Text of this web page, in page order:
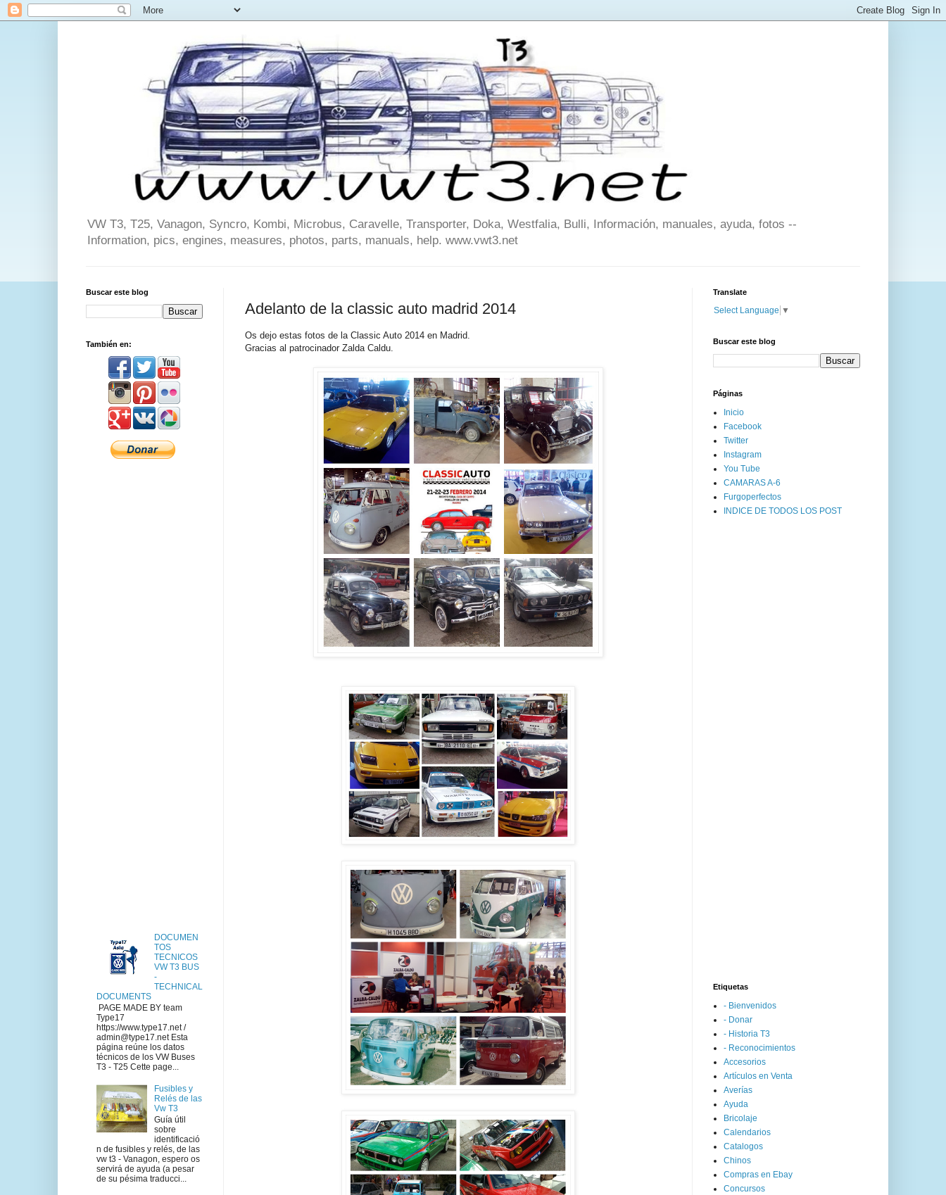
VW T3, T25, Vanagon, Syncro, Kombi, Microbus, Caravelle, Transporter, Doka, Westfalia, Bulli, Información, manuales, ayuda, fotos --
Information, pics, engines, measures, photos, parts, manuals, help. www.vwt3.net
Adelanto de la classic auto madrid 2014
Os dejo estas fotos de la Classic Auto 2014 en Madrid.
Gracias al patrocinador Zalda Caldu.
Buscar este blog
También en:
DOCUMEN
TOS
TECNICOS
VW T3 BUS
-
TECHNICAL
DOCUMENTS
PAGE MADE BY team
Type17
https://www.type17.net /
admin@type17.net Esta
página reúne los datos
técnicos de los VW Buses
T3 - T25 Cette page...
Fusibles y
Relés de las
Vw T3
Guía útil
sobre
identificació
n de fusibles y relés, de las
vw t3 - Vanagon, espero os
servirá de ayuda (a pesar
de su pésima traducci...
Translate
Select Language ▼
Buscar este blog
Páginas
Inicio
Facebook
Twitter
Instagram
You Tube
CAMARAS A-6
Furgoperfectos
INDICE DE TODOS LOS POST
Etiquetas
- Bienvenidos
- Donar
- Historia T3
- Reconocimientos
Accesorios
Artículos en Venta
Averías
Ayuda
Bricolaje
Calendarios
Catalogos
Chinos
Compras en Ebay
Concursos